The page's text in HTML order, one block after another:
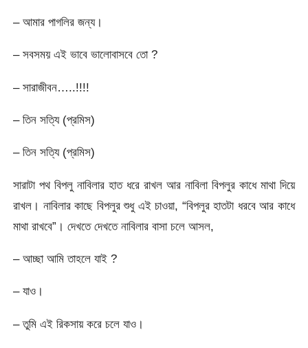
– আমার পাগলির জন্য।
– সবসময় এই ভাবে ভালোবাসবে তো ?
– সারাজীবন…..!!!!
– তিন সত্যি (প্রমিস)
– তিন সত্যি (প্রমিস)
সারাটা পথ বিপলু নাবিলার হাত ধরে রাখল আর নাবিলা বিপলুর কাধে মাথা দিয়ে
রাখল। নাবিলার কাছে বিপলুর শুধু এই চাওয়া, “বিপলুর হাতটা ধরবে আর কাধে
মাথা রাখবে”। দেখতে দেখতে নাবিলার বাসা চলে আসল,
– আচ্ছা আমি তাহলে যাই ?
– যাও।
– তুমি এই রিকসায় করে চলে যাও।